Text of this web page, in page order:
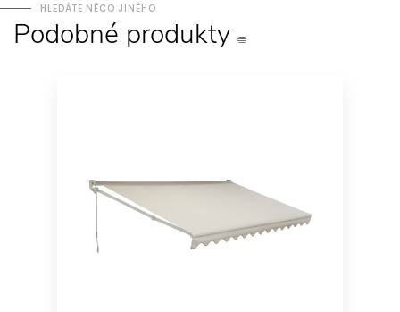
HLEDÁTE NĚCO JINÉHO
Podobné produkty